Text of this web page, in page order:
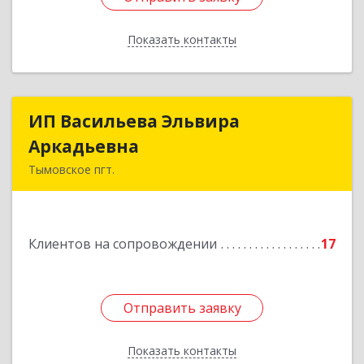
Показать контакты
Назад
ИП Васильева Эльвира
Аркадьевна
Тымовское пгт.
Клиентов на сопровождении 17
Отправить заявку
Показать контакты
ИП Васильева Эльвира
Отправить заявку
Назад